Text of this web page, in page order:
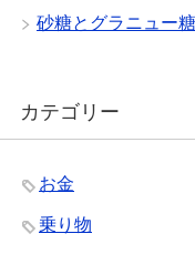
砂糖とグラニュー
カテゴリー
お金
乗り物